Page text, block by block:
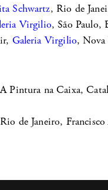
Schwartz, Rio de
Virgilio, São Paulo,
Galeria Virgilio,
Pintura na Caixa,
de Janeiro,